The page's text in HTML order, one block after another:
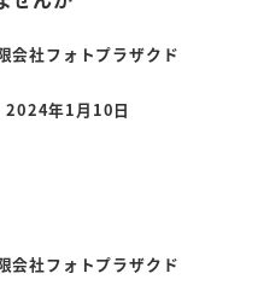
会社フォトプラザクド
投稿日
2024年1月10日
会社フォトプラザクド